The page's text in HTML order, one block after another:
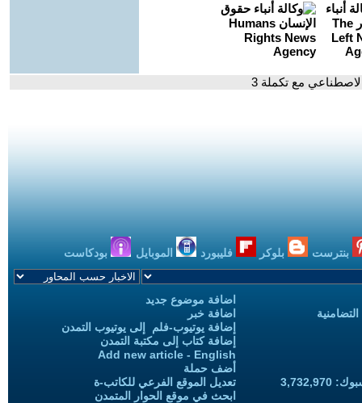
مع تكملة 3
بنترست بلوكر فليبورد الموبايل بودكاست
اضافة موضوع جديد
اضافة خبر
إضافة يوتيوب-فلم إلى يوتيوب التمدن
إضافة كتاب إلى مكتبة التمدن
Add new article - English
أضف حملة
تعديل الموقع الفرعي للكاتب-ة
ابحث في موقع الحوار المتمدن